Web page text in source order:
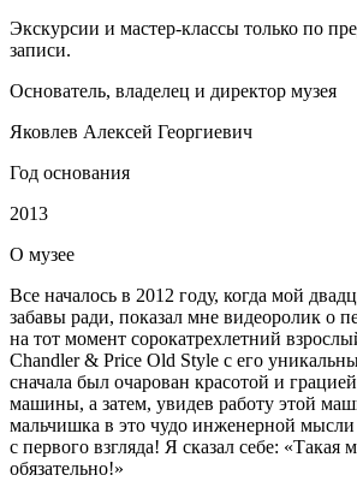
Экскурсии и мастер-классы только по
записи.
Основатель, владелец и директор музея
Яковлев Алексей Георгиевич
Год основания
2013
О музее
Все началось в 2012 году, когда мой
забавы ради, показал мне видеоролик о
на тот момент сорокатрехлетний
Chandler & Price Old Style с его
сначала был очарован красотой и
машины, а затем, увидев работу этой
мальчишка в это чудо инженерной
с первого взгляда! Я сказал себе: «Такая
обязательно!»